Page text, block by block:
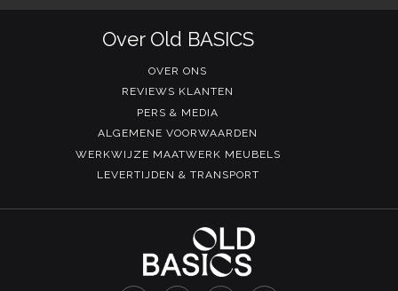
Over Old BASICS
OVER ONS
REVIEWS KLANTEN
PERS & MEDIA
ALGEMENE VOORWAARDEN
WERKWIJZE MAATWERK MEUBELS
LEVERTIJDEN & TRANSPORT